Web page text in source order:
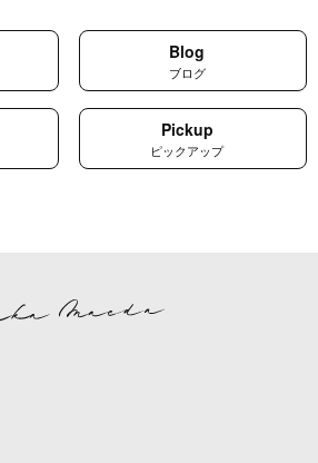
Blog
ブログ
Pickup
ピックアップ